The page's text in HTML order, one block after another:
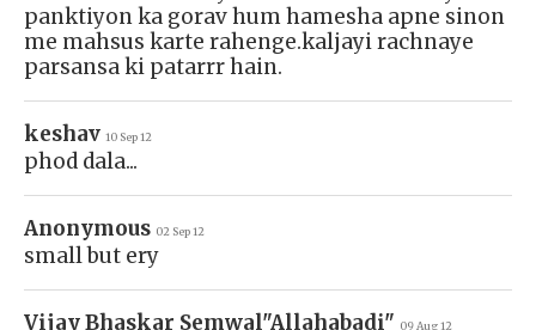
panktiyon ka gorav hum hamesha apne sinon
me mahsus karte rahenge.kaljayi rachnaye
parsansa ki patarrr hain.
keshav 10 Sep 12
phod dala...
Anonymous 02 Sep 12
small but ery
Vijay Bhaskar Semwal"Allahabadi" 09 Aug 12